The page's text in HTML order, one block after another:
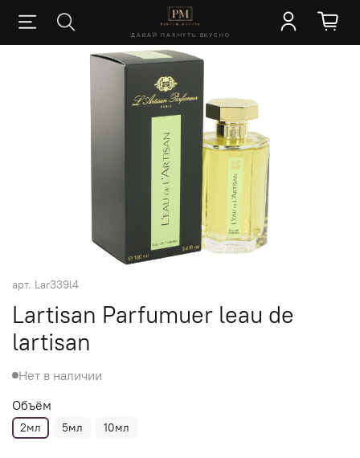
ДАВАЙ ПАХНУТЬ ВКУСНО
арт. Lar339l4
Lartisan Parfumuer leau de
lartisan
Нет в наличии
Объём
2мл 5мл 10мл